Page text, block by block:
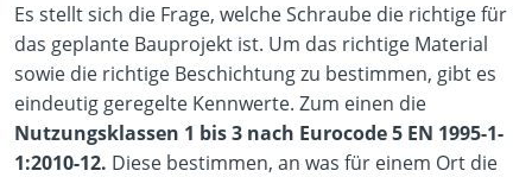
Es stellt sich die Frage, welche Schraube die richtige für
das geplante Bauprojekt ist. Um das richtige Material
sowie die richtige Beschichtung zu bestimmen, gibt es
eindeutig geregelte Kennwerte. Zum einen die
Nutzungsklassen 1 bis 3 nach Eurocode 5 EN 1995-1-
1:2010-12. Diese bestimmen, an was für einem Ort die